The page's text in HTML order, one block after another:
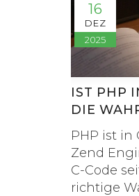
16
DEZ
2025
IST PHP
DIE
ENGINE
PHP ist in
Zend
C-Code
richtige